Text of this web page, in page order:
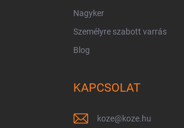
Nagyker
Személyre szabott varrás
Blog
KAPCSOLAT
koze@koze.hu